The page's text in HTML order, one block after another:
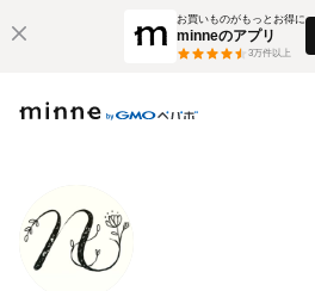
お買いものがもっとお得に
minneのアプリ
3万件以上